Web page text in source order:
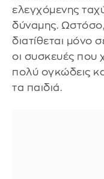
ελεγχόμενης
δύναμης. Ωστόσο,
διατίθεται μόνο
οι συσκευές που
πολύ ογκώδεις
τα παιδιά.